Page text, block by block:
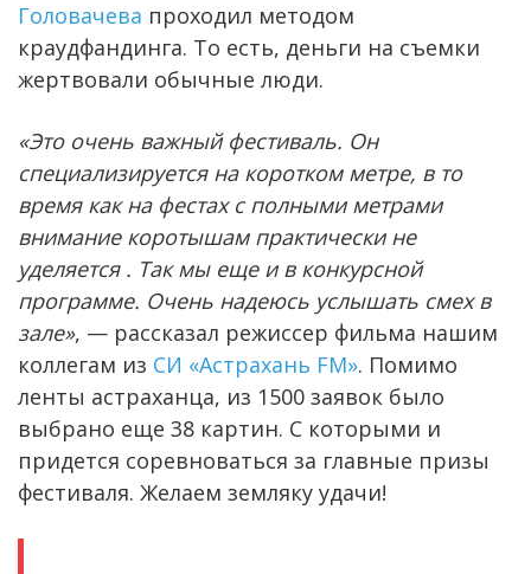
Головачева проходил методом
краудфандинга. То есть, деньги на съемки
жертвовали обычные люди.
«Это очень важный фестиваль. Он
специализируется на коротком метре, в то
время как на фестах с полными метрами
внимание коротышам практически не
уделяется . Так мы еще и в конкурсной
программе. Очень надеюсь услышать смех в
зале», — рассказал режиссер фильма нашим
коллегам из СИ «Астрахань FM». Помимо
ленты астраханца, из 1500 заявок было
выбрано еще 38 картин. С которыми и
придется соревноваться за главные призы
фестиваля. Желаем земляку удачи!